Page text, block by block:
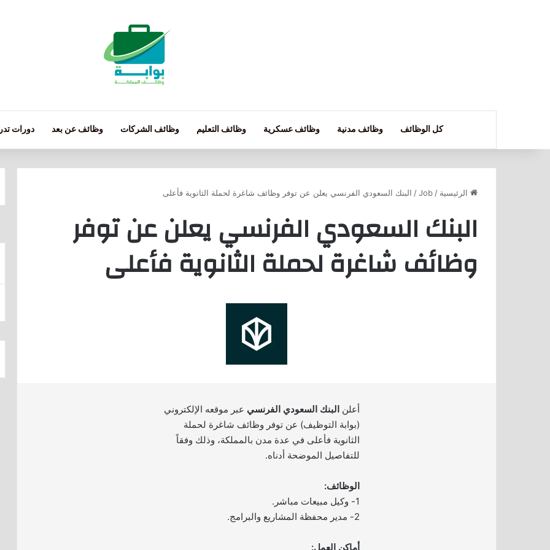
كل الوظائف وظائف مدنية وظائف عسكرية وظائف التعليم وظائف الشركات وظائف عن بعد دورات
الرئيسية /
Job
/ البنك السعودي الفرنسي يعلن عن توفر وظائف شاغرة لحملة الثانوية فأعلى
البنك السعودي الفرنسي يعلن عن توفر
وظائف شاغرة لحملة الثانوية فأعلى
أعلن البنك السعودي الفرنسي عبر موقعه الإلكتروني
(بوابة التوظيف) عن توفر وظائف شاغرة لحملة
الثانوية فأعلى في عدة مدن بالمملكة، وذلك وفقاً
للتفاصيل الموضحة أدناه.
الوظائف:
1- وكيل مبيعات مباشر.
2- مدير محفظة المشاريع والبرامج.
أماكن العمل: